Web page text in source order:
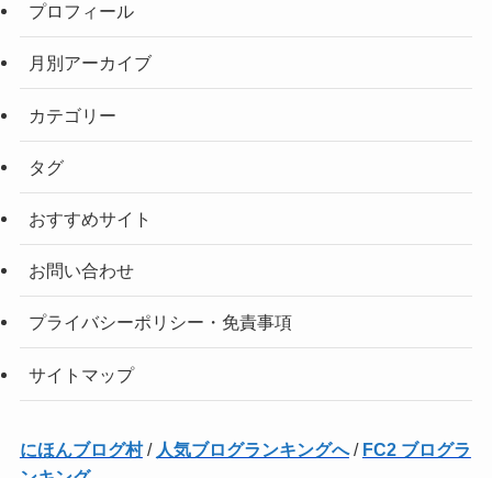
プロフィール
月別アーカイブ
カテゴリー
タグ
おすすめサイト
お問い合わせ
プライバシーポリシー・免責事項
サイトマップ
にほんブログ村/ 人気ブログランキングへ/ FC2 ブログラ